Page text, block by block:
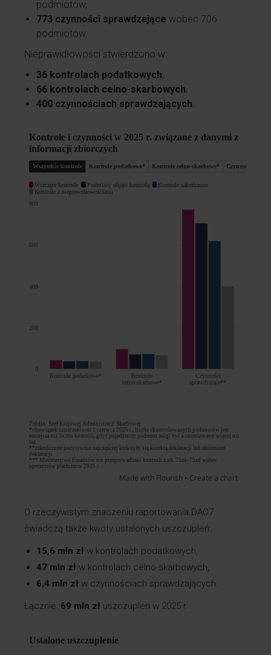
podmiotów,
773 czynności sprawdzające wobec 706
podmiotów.
Nieprawidłowości stwierdzono w:
36 kontrolach podatkowych,
66 kontrolach celno-skarbowych,
400 czynnościach sprawdzających.
O rzeczywistym znaczeniu raportowania DAC7
świadczą także kwoty ustalonych uszczupleń:
15,6 mln zł w kontrolach podatkowych,
47 mln zł w kontrolach celno-skarbowych,
6,4 mln zł w czynnościach sprawdzających.
Łącznie: 69 mln zł uszczupleń w 2025 r.